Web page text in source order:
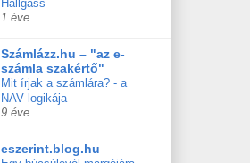
Hallgass
1 éve
Számlázz.hu – "az e-
számla szakértő"
Mit írjak a számlára? - a
NAV logikája
9 éve
eszerint.blog.hu